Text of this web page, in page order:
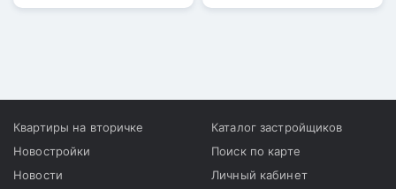
Квартиры на вторичке
Новостройки
Новости
Каталог застройщиков
Поиск по карте
Личный кабинет